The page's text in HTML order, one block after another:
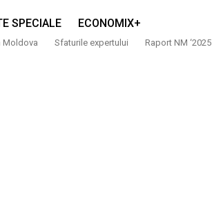
SPECIALE ECONOMIX+
Moldova Sfaturile expertului Raport NM ‘2025